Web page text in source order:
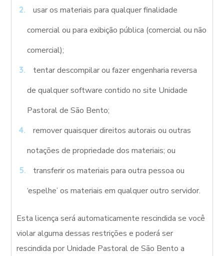
usar os materiais para qualquer finalidade
comercial ou para exibição pública (comercial ou não
comercial);
tentar descompilar ou fazer engenharia reversa
de qualquer software contido no site Unidade
Pastoral de São Bento;
remover quaisquer direitos autorais ou outras
notações de propriedade dos materiais; ou
transferir os materiais para outra pessoa ou
‘espelhe’ os materiais em qualquer outro servidor.
Esta licença será automaticamente rescindida se você
violar alguma dessas restrições e poderá ser
rescindida por Unidade Pastoral de São Bento a